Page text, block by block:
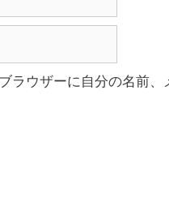
ラウザーに自分の名前